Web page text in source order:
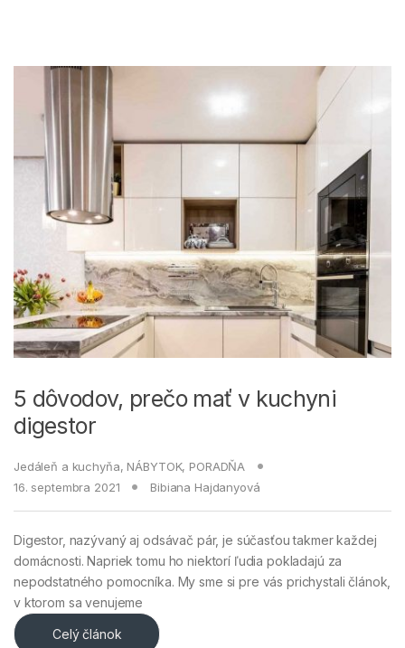
5 dôvodov, prečo mať v kuchyni
digestor
Jedáleň a kuchyňa, NÁBYTOK, PORADŇA
16. septembra 2021
Bibiana Hajdanyová
Digestor, nazývaný aj odsávač pár, je súčasťou takmer každej
domácnosti. Napriek tomu ho niektorí ľudia pokladajú za
nepodstatného pomocníka. My sme si pre vás prichystali článok,
v ktorom sa venujeme
Celý článok